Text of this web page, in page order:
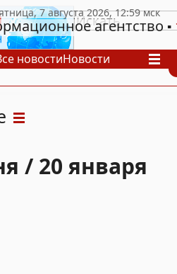
агентство
новостиНовости
/ 20 января